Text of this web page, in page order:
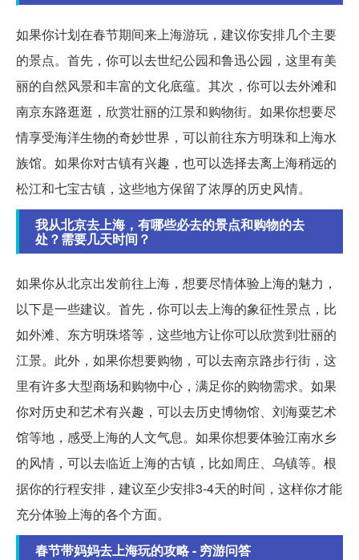
如果你计划在春节期间来上海游玩，建议你安排几个主要
的景点。首先，你可以去世纪公园和鲁迅公园，这里有美
丽的自然风景和丰富的文化底蕴。其次，你可以去外滩和
南京东路逛逛，欣赏壮丽的江景和购物街。如果你想要尽
情享受海洋生物的奇妙世界，可以前往东方明珠和上海水
族馆。如果你对古镇有兴趣，也可以选择去离上海稍远的
松江和七宝古镇，这些地方保留了浓厚的历史风情。
我从北京去上海，有哪些必去的景点和购物的去
处？需要几天时间？
如果你从北京出发前往上海，想要尽情体验上海的魅力，
以下是一些建议。首先，你可以去上海的象征性景点，比
如外滩、东方明珠塔等，这些地方让你可以欣赏到壮丽的
江景。此外，如果你想要购物，可以去南京路步行街，这
里有许多大型商场和购物中心，满足你的购物需求。如果
你对历史和艺术有兴趣，可以去历史博物馆、刘海粟艺术
馆等地，感受上海的人文气息。如果你想要体验江南水乡
的风情，可以去临近上海的古镇，比如周庄、乌镇等。根
据你的行程安排，建议至少安排3-4天的时间，这样你才能
充分体验上海的各个方面。
春节带妈妈去上海玩的攻略 - 穷游问答